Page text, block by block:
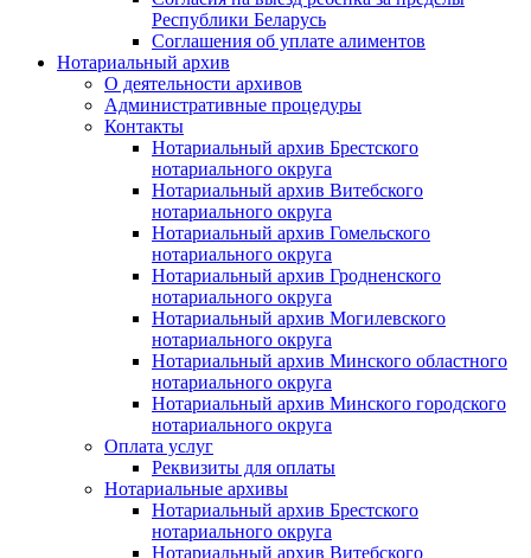
Республики Беларусь
Соглашения об уплате алиментов
Нотариальный архив
О деятельности архивов
Административные процедуры
Контакты
Нотариальный архив Брестского
нотариального округа
Нотариальный архив Витебского
нотариального округа
Нотариальный архив Гомельского
нотариального округа
Нотариальный архив Гродненского
нотариального округа
Нотариальный архив Могилевского
нотариального округа
Нотариальный архив Минского областного
нотариального округа
Нотариальный архив Минского городского
нотариального округа
Оплата услуг
Реквизиты для оплаты
Нотариальные архивы
Нотариальный архив Брестского
нотариального округа
Нотариальный архив Витебского